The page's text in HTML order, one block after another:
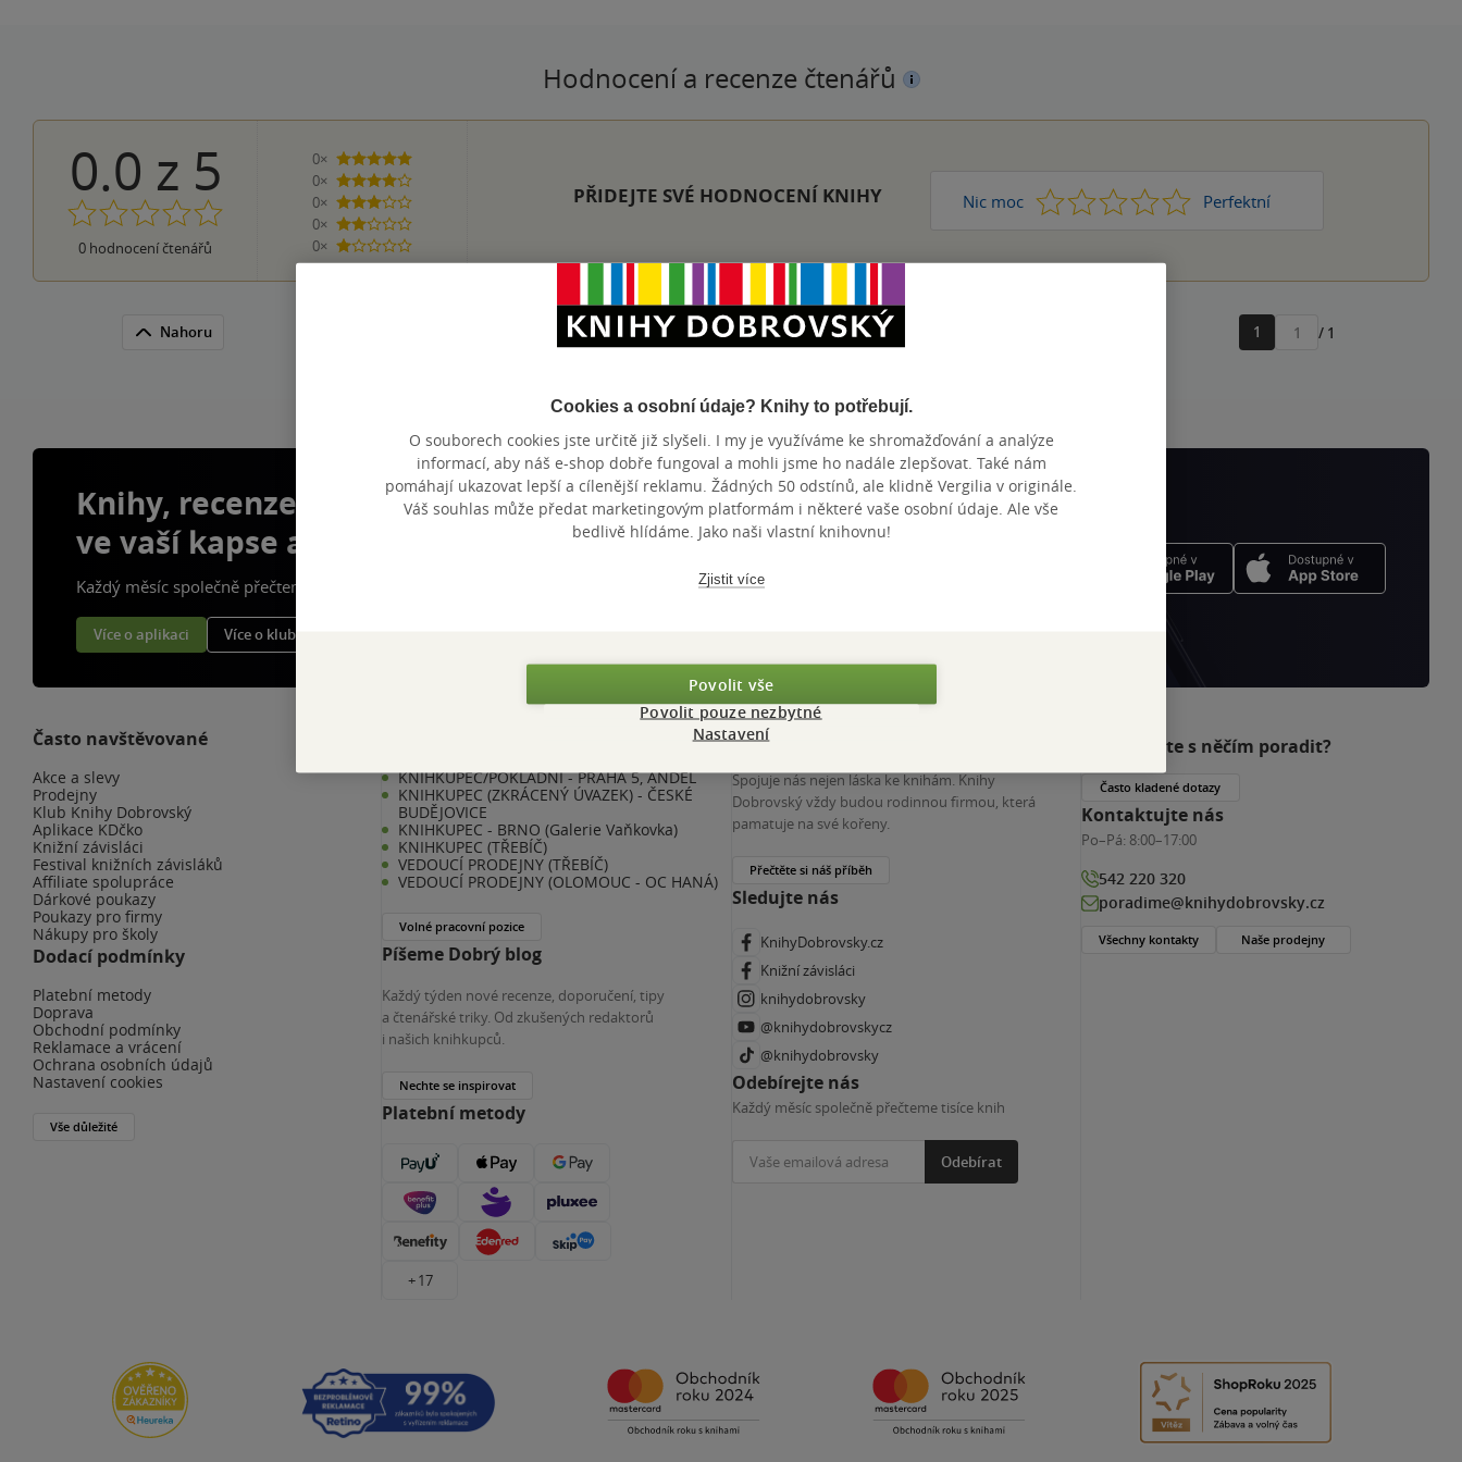
Hodnocení a recenze čtenářů
0.0 z 5
0 hodnocení čtenářů
0×
5 hvězdiček
0×
4 hvězdičky
0×
3 hvězdičky
0×
2 hvězdičky
0×
1 hvezdička
PŘIDEJTE SVÉ HODNOCENÍ KNIHY Nic moc 1 2 3 4 Perfektní
5
Nahoru
Zobrazeno 20 z 20
1
Přejít
/ 1
Knihy, recenze a klubové výhody
ve vaší kapse a naší appce KDčko
Každý měsíc společně přečteme tisíce knih
Více o aplikaci Více o klubu
Často navštěvované
Akce a slevy
Prodejny
Klub Knihy Dobrovský
Aplikace KDčko
Knižní závisláci
Festival knižních závisláků
Affiliate spolupráce
Dárkové poukazy
Poukazy pro firmy
Nákupy pro školy
Dodací podmínky
Platební metody
Doprava
Obchodní podmínky
Reklamace a vrácení
Ochrana osobních údajů
Nastavení cookies
Vše důležité
KNIHKUPEC/POKLADNÍ - PRAHA 5, ANDĚL
KNIHKUPEC (ZKRÁCENÝ ÚVAZEK) - ČESKÉ
BUDĚJOVICE
KNIHKUPEC - BRNO (Galerie Vaňkovka)
KNIHKUPEC (TŘEBÍČ)
VEDOUCÍ PRODEJNY (TŘEBÍČ)
VEDOUCÍ PRODEJNY (OLOMOUC - OC HANÁ)
Volné pracovní pozice
Píšeme Dobrý blog
Každý týden nové recenze, doporučení, tipy
a čtenářské triky. Od zkušených redaktorů
i našich knihkupců.
Nechte se inspirovat
Platební metody
+ 17
Více o nás
Spojuje nás nejen láska ke knihám. Knihy
Dobrovský vždy budou rodinnou firmou, která
pamatuje na své kořeny.
Přečtěte si náš příběh
Sledujte nás
KnihyDobrovsky.cz
Knižní závisláci
knihydobrovsky
@knihydobrovskycz
@knihydobrovsky
Odebírejte nás
Každý měsíc společně přečteme tisíce knih
Odebírat
Potřebujete s něčím poradit?
Často kladené dotazy
Kontaktujte nás
Po–Pá: 8:00–17:00
542 220 320
poradime@knihydobrovsky.cz
Všechny kontakty Naše prodejny
Cookies a osobní údaje? Knihy to potřebují.
O souborech cookies jste určitě již slyšeli. I my je využíváme ke shromažďování a analýze
informací, aby náš e-shop dobře fungoval a mohli jsme ho nadále zlepšovat. Také nám
pomáhají ukazovat lepší a cílenější reklamu. Žádných 50 odstínů, ale klidně Vergilia v originále.
Váš souhlas může předat marketingovým platformám i některé vaše osobní údaje. Ale vše
bedlivě hlídáme. Jako naši vlastní knihovnu!
Zjistit více
Povolit vše
Povolit pouze nezbytné
Nastavení